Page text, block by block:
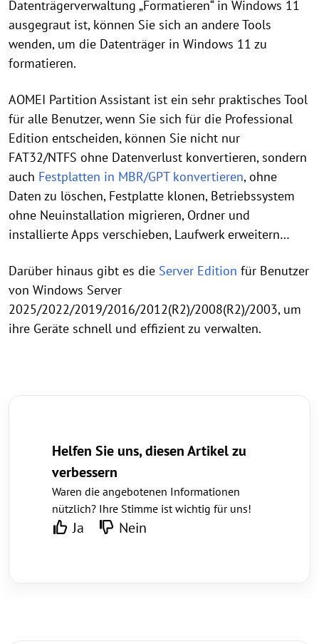
Datenträgerverwaltung „Formatieren“ in Windows 11
ausgegraut ist, können Sie sich an andere Tools
wenden, um die Datenträger in Windows 11 zu
formatieren.
AOMEI Partition Assistant ist ein sehr praktisches Tool
für alle Benutzer, wenn Sie sich für die Professional
Edition entscheiden, können Sie nicht nur
FAT32/NTFS ohne Datenverlust konvertieren, sondern
auch Festplatten in MBR/GPT konvertieren, ohne
Daten zu löschen, Festplatte klonen, Betriebssystem
ohne Neuinstallation migrieren, Ordner und
installierte Apps verschieben, Laufwerk erweitern…
Darüber hinaus gibt es die Server Edition für Benutzer
von Windows Server
2025/2022/2019/2016/2012(R2)/2008(R2)/2003, um
ihre Geräte schnell und effizient zu verwalten.
Helfen Sie uns, diesen Artikel zu
verbessern
Waren die angebotenen Informationen
nützlich? Ihre Stimme ist wichtig für uns!
Ja Nein